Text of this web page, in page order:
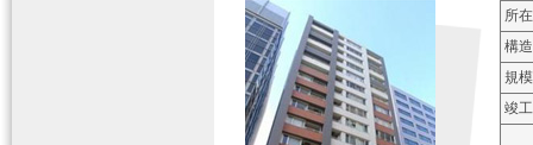
所
構造
規模
竣工